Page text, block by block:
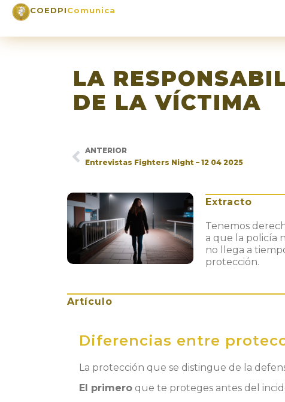
COEDPIComunica
LA
DE LA VÍCTIMA
ANTERIOR
Entrevistas Fighters Night – 12 04 2025
Extracto
Tenemos
a que la policía
no llega a
protección.
Artículo
Diferencias entre
La protección que se distingue de la
El primero que te proteges antes del